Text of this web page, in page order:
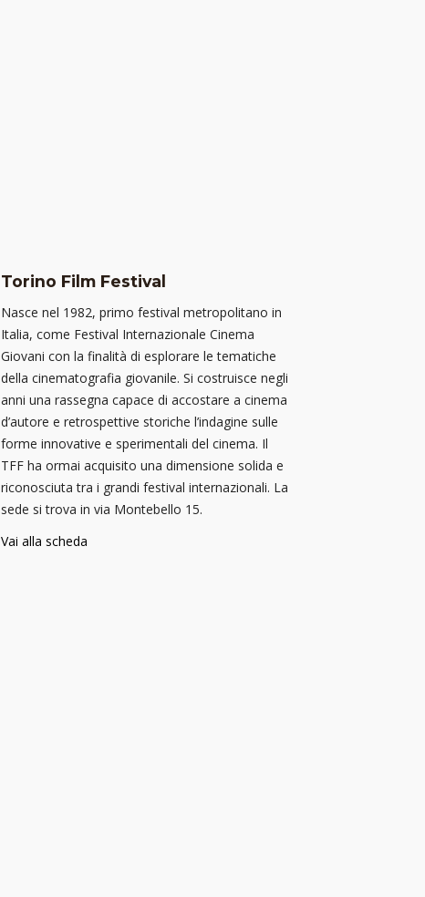
Torino Film Festival
Nasce nel 1982, primo festival metropolitano in
Italia, come Festival Internazionale Cinema
Giovani con la finalità di esplorare le tematiche
della cinematografia giovanile. Si costruisce negli
anni una rassegna capace di accostare a cinema
d’autore e retrospettive storiche l’indagine sulle
forme innovative e sperimentali del cinema. Il
TFF ha ormai acquisito una dimensione solida e
riconosciuta tra i grandi festival internazionali. La
sede si trova in via Montebello 15.
Vai alla scheda